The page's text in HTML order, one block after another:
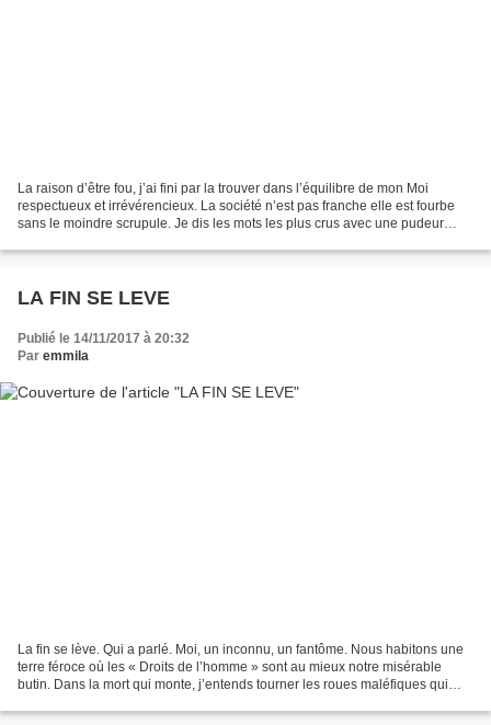
La raison d’être fou, j’ai fini par la trouver dans l’équilibre de mon Moi
respectueux et irrévérencieux. La société n’est pas franche elle est fourbe
sans le moindre scrupule. Je dis les mots les plus crus avec une pudeur
LA FIN SE LEVE
Publié le 14/11/2017 à 20:32
Par emmila
La fin se lève. Qui a parlé. Moi, un inconnu, un fantôme. Nous habitons une
terre féroce où les « Droits de l’homme » sont au mieux notre misérable
butin. Dans la mort qui monte, j’entends tourner les roues maléfiques qui